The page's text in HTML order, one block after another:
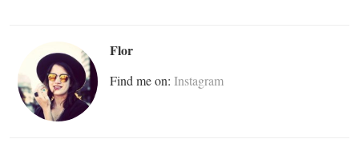
Flor
Find me on: Instagram